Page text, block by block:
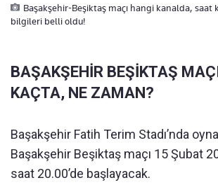
Başakşehir-Beşiktaş maçı hangi kanalda, saat
bilgileri belli oldu!
BAŞAKŞEHİR BEŞİKTAŞ
KAÇTA, NE ZAMAN?
Başakşehir Fatih Terim Stadı’nda
Başakşehir Beşiktaş maçı 15 Şubat
saat 20.00’de başlayacak.